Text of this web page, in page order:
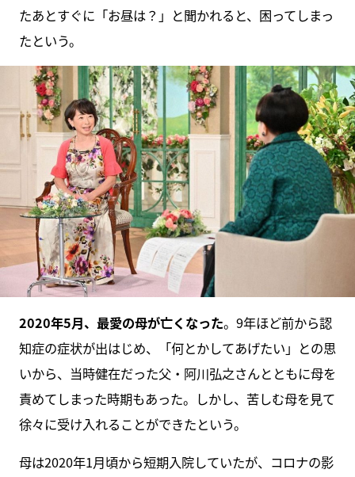
たあとすぐに「お昼は？」と聞かれると、困ってしまっ
たという。
2020年5月、最愛の母が亡くなった。9年ほど前から認
知症の症状が出はじめ、「何とかしてあげたい」との思
いから、当時健在だった父・阿川弘之さんとともに母を
責めてしまった時期もあった。しかし、苦しむ母を見て
徐々に受け入れることができたという。
母は2020年1月頃から短期入院していたが、コロナの影